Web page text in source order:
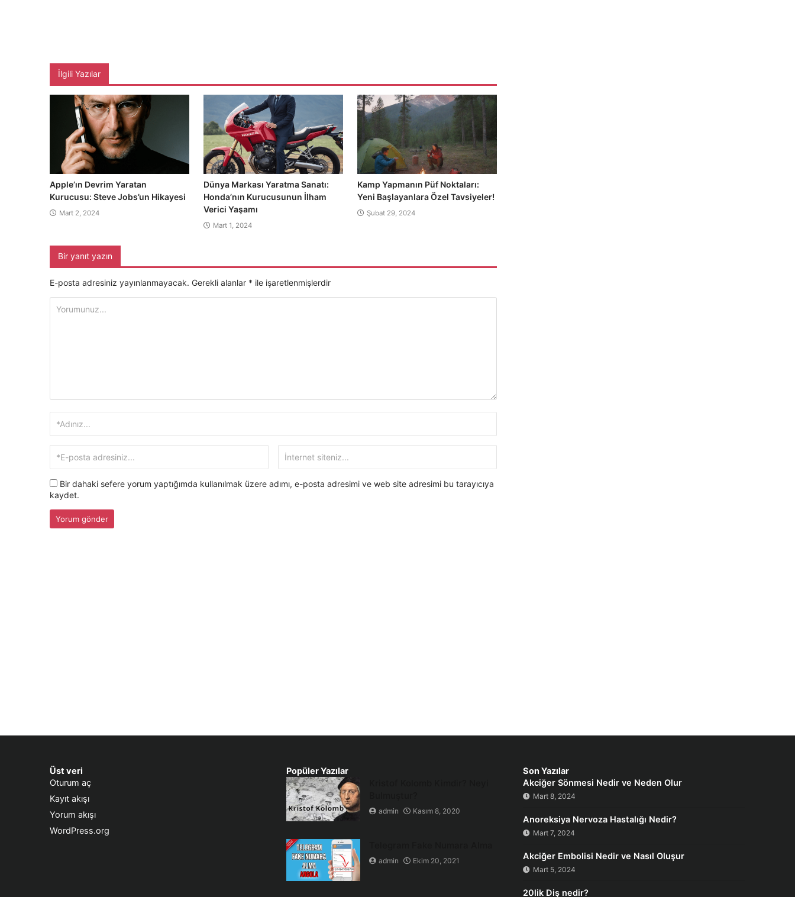
İlgili Yazılar
Apple’ın Devrim Yaratan
Kurucusu: Steve Jobs’un Hikayesi
Mart 2, 2024
Dünya Markası Yaratma Sanatı:
Honda’nın Kurucusunun İlham
Verici Yaşamı
Mart 1, 2024
Kamp Yapmanın Püf Noktaları:
Yeni Başlayanlara Özel Tavsiyeler!
Şubat 29, 2024
Bir yanıt yazın
E-posta adresiniz yayınlanmayacak. Gerekli alanlar * ile işaretlenmişlerdir
Bir dahaki sefere yorum yaptığımda kullanılmak üzere adımı, e-posta adresimi ve web site adresimi bu tarayıcıya
kaydet.
Üst veri
Oturum aç
Kayıt akışı
Yorum akışı
WordPress.org
Popüler Yazılar
admin Kasım 8, 2020
admin Ekim 20, 2021
Son Yazılar
Akciğer Sönmesi Nedir ve Neden Olur
Mart 8, 2024
Anoreksiya Nervoza Hastalığı Nedir?
Mart 7, 2024
Akciğer Embolisi Nedir ve Nasıl Oluşur
Mart 5, 2024
20lik Diş nedir?